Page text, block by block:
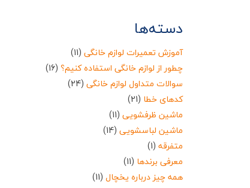
دسته‌ها
آموزش تعمیرات لوازم خانگی (11)
چطور از لوازم خانگی استفاده کنیم؟ (16)
سوالات متداول لوازم خانگی (24)
کدهای خطا (21)
ماشین ظرفشویی (11)
ماشین لباسشویی (14)
متفرقه (1)
معرفی برندها (11)
همه چیز درباره یخچال (11)